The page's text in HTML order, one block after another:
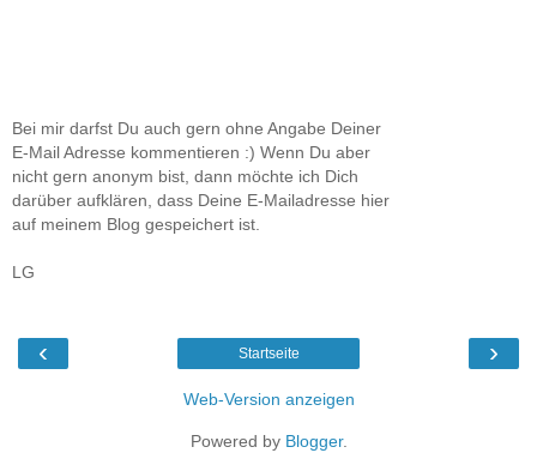
Bei mir darfst Du auch gern ohne Angabe Deiner
E-Mail Adresse kommentieren :) Wenn Du aber
nicht gern anonym bist, dann möchte ich Dich
darüber aufklären, dass Deine E-Mailadresse hier
auf meinem Blog gespeichert ist.
LG
‹ ›
Startseite
Web-Version anzeigen
Powered by Blogger.